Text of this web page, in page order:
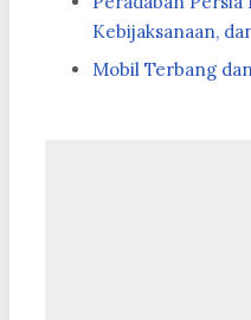
Kebijaksanaan,
Mobil Terbang